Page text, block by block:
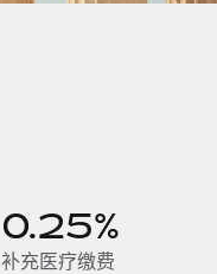
0.25%
补充医疗缴费